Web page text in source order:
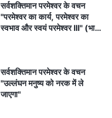
सर्वशक्तिमान परमेश्वर के वचन
"परमेश्वर का कार्य, परमेश्वर का
स्वभाव और स्वयं परमेश्वर III" (भाग
सर्वशक्तिमान परमेश्वर के वचन
"उल्लंघन मनुष्य को नरक में ले
जाएगा"